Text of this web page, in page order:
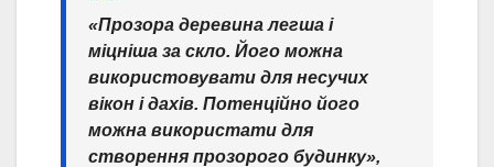
«Прозора деревина легша і
міцніша за скло. Його можна
використовувати для несучих
вікон і дахів. Потенційно його
можна використати для
створення прозорого будинку»,